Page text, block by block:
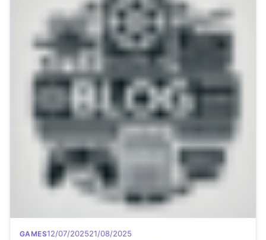
Category
GAMESPosted on
12/07/202521/08/2025